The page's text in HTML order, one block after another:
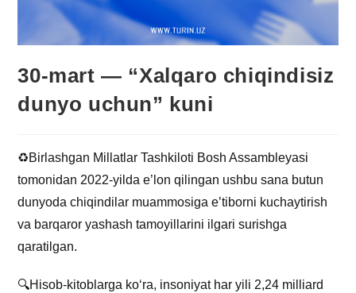
30-mart — “Xalqaro chiqindisiz
dunyo uchun” kuni
♻️Birlashgan Millatlar Tashkiloti Bosh Assambleyasi
tomonidan 2022-yilda e’lon qilingan ushbu sana butun
dunyoda chiqindilar muammosiga e’tiborni kuchaytirish
va barqaror yashash tamoyillarini ilgari surishga
qaratilgan.
🔍Hisob-kitoblarga ko‘ra, insoniyat har yili 2,24 milliard